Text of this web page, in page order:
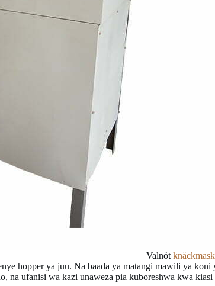
Valnöt
hopper ya juu. Na baada ya matangi mawili ya
na ufanisi wa kazi unaweza pia kuboreshwa kwa